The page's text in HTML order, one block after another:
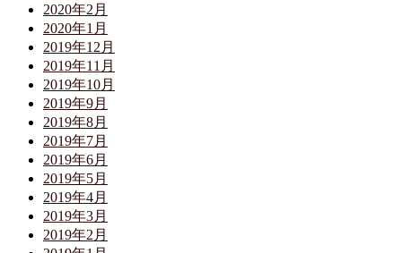
2020年2月
2020年1月
2019年12月
2019年11月
2019年10月
2019年9月
2019年8月
2019年7月
2019年6月
2019年5月
2019年4月
2019年3月
2019年2月